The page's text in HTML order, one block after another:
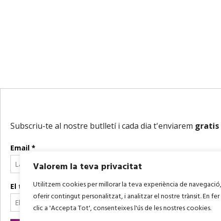
Valorem la teva privacitat
Utilitzem cookies per millorar la teva experiència de navegació,
oferir contingut personalitzat, i analitzar el nostre trànsit. En fer
clic a 'Accepta Tot', consenteixes l'ús de les nostres cookies.